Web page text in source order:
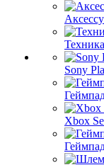
Sony
Xbox